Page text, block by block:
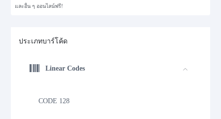
และอื่น ๆ ออนไลน์ฟรี!
ประเภทบาร์โค้ด
Linear Codes
CODE 128